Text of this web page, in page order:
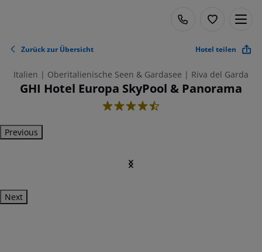
Zurück zur Übersicht Hotel teilen
Italien | Oberitalienische Seen & Gardasee | Riva del Garda
GHI Hotel Europa SkyPool & Panorama
4.5
Previous
Next